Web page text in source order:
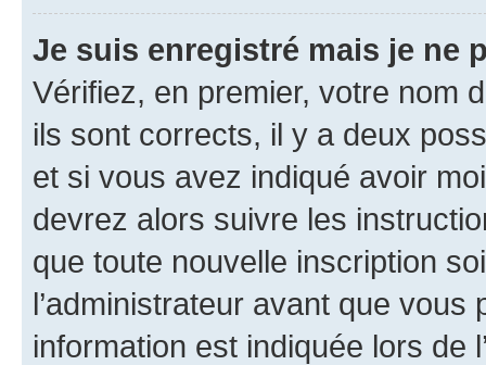
Je suis enregistré mais je ne
Vérifiez, en premier, votre nom
ils sont corrects, il y a deux
et si vous avez indiqué avoir
devrez alors suivre les
que toute nouvelle inscription
l’administrateur avant que
information est indiquée lors de